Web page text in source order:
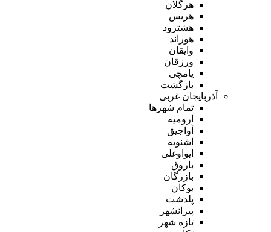
هرگلان
هریس
هشترود
هوراند
وایقان
ورزقان
یامچی
بازگشت
آذربایجان غربی
تمام شهر‌ها
ارومیه
آواجیق
اشنویه
ایواوغلی
باروق
بازرگان
بوکان
پلدشت
پیرانشهر
تازه شهر